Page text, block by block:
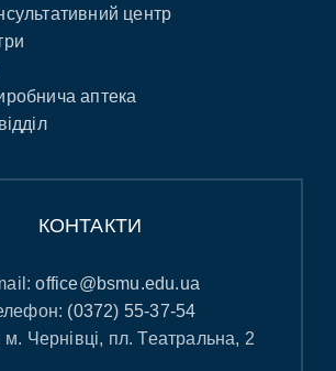
центр
аптека
КОНТАКТИ
office@bsmu.edu.ua
(0372) 55-37-54
Чернівці, пл. Театральна, 2